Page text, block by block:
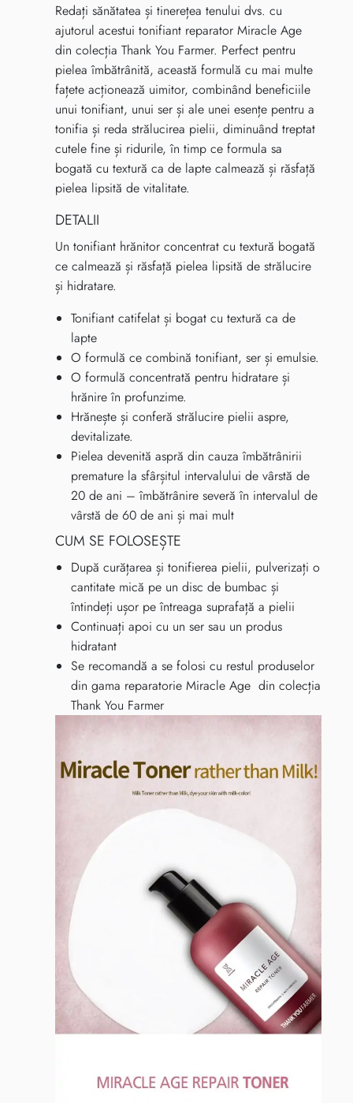
Redați sănătatea și tinerețea tenului dvs. cu
ajutorul acestui tonifiant reparator Miracle Age
din colecția Thank You Farmer. Perfect pentru
pielea îmbătrânită, această formulă cu mai multe
fațete acționează uimitor, combinând beneficiile
unui tonifiant, unui ser și ale unei esențe pentru a
tonifia și reda strălucirea pielii, diminuând treptat
cutele fine și ridurile, în timp ce formula sa
bogată cu textură ca de lapte calmează și răsfață
pielea lipsită de vitalitate.
DETALII
Un tonifiant hrănitor concentrat cu textură bogată
ce calmează și răsfață pielea lipsită de strălucire
și hidratare.
Tonifiant catifelat și bogat cu textură ca de
lapte
O formulă ce combină tonifiant, ser și emulsie.
O formulă concentrată pentru hidratare și
hrănire în profunzime.
Hrănește și conferă strălucire pielii aspre,
devitalizate.
Pielea devenită aspră din cauza îmbătrânirii
premature la sfârșitul intervalului de vârstă de
20 de ani – îmbătrânire severă în intervalul de
vârstă de 60 de ani și mai mult
CUM SE FOLOSEȘTE
După curățarea și tonifierea pielii, pulverizați o
cantitate mică pe un disc de bumbac și
întindeți ușor pe întreaga suprafață a pielii
Continuați apoi cu un ser sau un produs
hidratant
Se recomandă a se folosi cu restul produselor
din gama reparatorie Miracle Age din colecția
Thank You Farmer